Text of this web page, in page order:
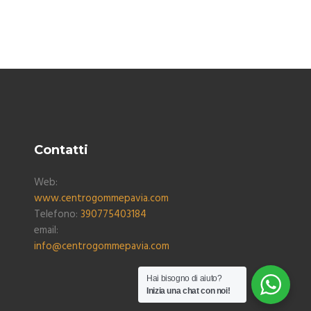
Contatti
Web:
www.centrogommepavia.com
Telefono: 390775403184
email:
info@centrogommepavia.com
Hai bisogno di aiuto?
Inizia una chat con noi!